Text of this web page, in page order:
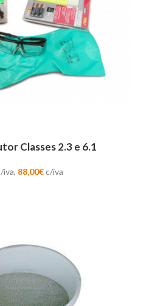
Classes 2.3 e 6.1
iva, 88,00€c/iva